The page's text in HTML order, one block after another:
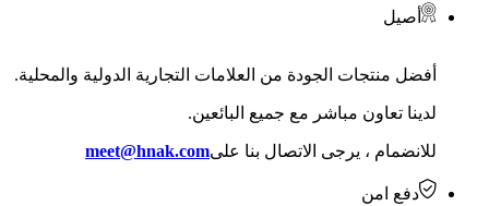
أصيل
أفضل منتجات الجودة من العلامات التجارية الدولية والمحلية.
لدينا تعاون مباشر مع جميع البائعين.
للانضمام ، يرجى الاتصال بنا علىmeet@hnak.com
دفع امن